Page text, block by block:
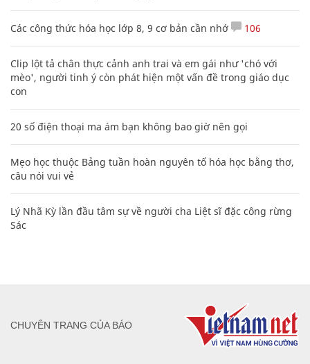
Các công thức hóa học lớp 8, 9 cơ bản cần nhớ 106
Clip lột tả chân thực cảnh anh trai và em gái như 'chó với
mèo', người tinh ý còn phát hiện một vấn đề trong giáo dục
con
20 số điện thoại ma ám bạn không bao giờ nên gọi
Mẹo học thuộc Bảng tuần hoàn nguyên tố hóa học bằng thơ,
câu nói vui vẻ
Lý Nhã Kỳ lần đầu tâm sự về người cha Liệt sĩ đặc công rừng
Sác
CHUYÊN TRANG CỦA BÁO